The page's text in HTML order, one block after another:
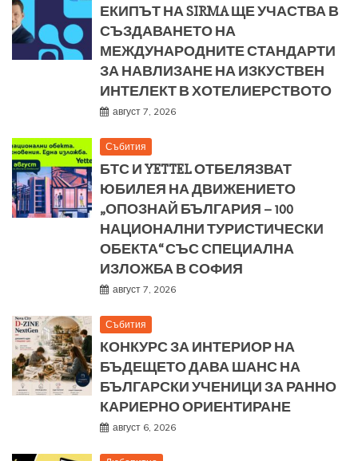
ЕКИПЪТ НА SIRMA ЩЕ УЧАСТВА В
СЪЗДАВАНЕТО НА
МЕЖДУНАРОДНИТЕ СТАНДАРТИ
ЗА НАВЛИЗАНЕ НА ИЗКУСТВЕН
ИНТЕЛЕКТ В ХОТЕЛИЕРСТВОТО
август 7, 2026
Събития
БТС И YETTEL ОТБЕЛЯЗВАТ
ЮБИЛЕЯ НА ДВИЖЕНИЕТО
„ОПОЗНАЙ БЪЛГАРИЯ – 100
НАЦИОНАЛНИ ТУРИСТИЧЕСКИ
ОБЕКТА“ СЪС СПЕЦИАЛНА
ИЗЛОЖБА В СОФИЯ
август 7, 2026
Събития
КОНКУРС ЗА ИНТЕРИОР НА
БЪДЕЩЕТО ДАВА ШАНС НА
БЪЛГАРСКИ УЧЕНИЦИ ЗА РАННО
КАРИЕРНО ОРИЕНТИРАНЕ
август 6, 2026